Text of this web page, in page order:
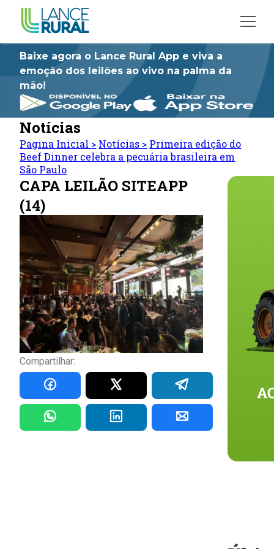
Baixe agora o Lance Rural App e viva a
emoção dos leilões ao vivo na palma da
mão!
Notícias
Pagina Inicial > Notícias > Primeira edição do
Beef Dinner celebra a pecuária brasileira em
São Paulo
CAPA LEILÃO SITEAPP
(14)
Compartilhar: